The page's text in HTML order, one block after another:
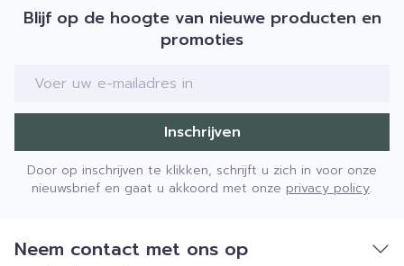
Blijf op de hoogte van nieuwe producten en
promoties
E-mail adres
Inschrijven
Door op inschrijven te klikken, schrijft u zich in voor onze
nieuwsbrief en gaat u akkoord met onze privacy policy.
Neem contact met ons op